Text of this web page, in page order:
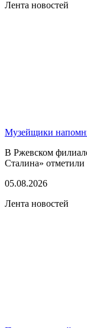
Лента новостей
Музейщики
В Ржевском
Сталина»
05.08.2026
Лента новостей